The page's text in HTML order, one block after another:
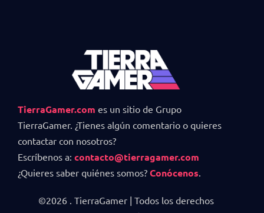
TierraGamer.com es un sitio de Grupo
TierraGamer. ¿Tienes algún comentario o quieres
contactar con nosotros?
Escríbenos a: contacto@tierragamer.com
¿Quieres saber quiénes somos? Conócenos
©2026 . TierraGamer | Todos los derechos